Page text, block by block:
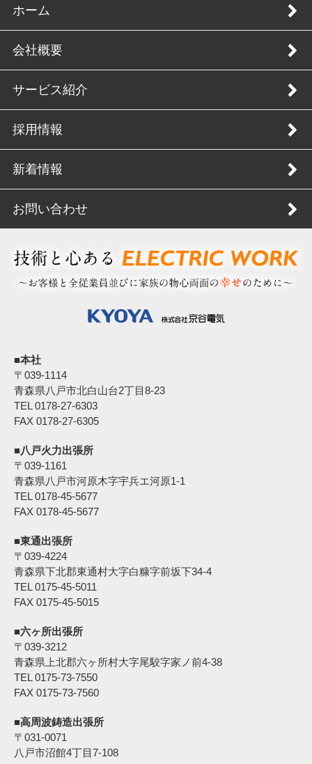
ホーム
会社概要
サービス紹介
採用情報
新着情報
お問い合わせ
■本社
〒039‐1114
青森県八戸市北白山台2丁目8-23
TEL 0178-27-6303
FAX 0178-27-6305
■八戸火力出張所
〒039-1161
青森県八戸市河原木字宇兵エ河原1-1
TEL 0178-45-5677
FAX 0178-45-5677
■東通出張所
〒039-4224
青森県下北郡東通村大字白糠字前坂下34-4
TEL 0175-45-5011
FAX 0175-45-5015
■六ヶ所出張所
〒039-3212
青森県上北郡六ヶ所村大字尾駮字家ノ前4-38
TEL 0175-73-7550
FAX 0175-73-7560
■高周波鋳造出張所
〒031-0071
八戸市沼館4丁目7-108